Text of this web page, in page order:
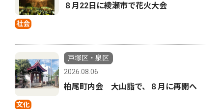
社会
８月22日に綾瀬市で花火大会
文化
戸塚区・泉区
2026.08.06
柏尾町内会 大山詣で、８月に再開へ